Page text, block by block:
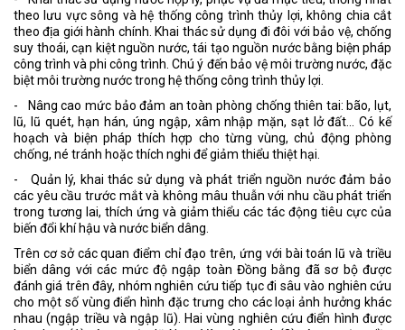
theo lưu vực sông và hệ thống công trình thủy lợi, không chia cắt
theo địa giới hành chính. Khai thác sử dụng đi đôi với bảo vệ, chống
suy thoái, cạn kiệt nguồn nước, tái tạo nguồn nước bằng biện pháp
công trình và phi công trình. Chú ý đến bảo vệ môi trường nước, đặc
biệt môi trường nước trong hệ thống công trình thủy lợi.
- Nâng cao mức bảo đảm an toàn phòng chống thiên tai: bão, lụt,
lũ, lũ quét, hạn hán, úng ngập, xâm nhập mặn, sạt lở đất... Có kế
hoạch và biện pháp thích hợp cho từng vùng, chủ động phòng
chống, né tránh hoặc thích nghi để giảm thiểu thiệt hại.
- Quản lý, khai thác sử dụng và phát triển nguồn nước đảm bảo
các yêu cầu trước mắt và không mâu thuẫn với nhu cầu phát triển
trong tương lai, thích ứng và giảm thiểu các tác động tiêu cực của
biến đổi khí hậu và nước biển dâng.
Trên cơ sở các quan điểm chỉ đạo trên, ứng với bài toán lũ và triều
biển dâng với các mức độ ngập toàn Đồng bằng đã sơ bộ được
đánh giá trên đây, nhóm nghiên cứu tiếp tục đi sâu vào nghiên cứu
cho một số vùng điển hình đặc trưng cho các loại ảnh hưởng khác
nhau (ngập triều và ngập lũ). Hai vùng nghiên cứu điển hình được